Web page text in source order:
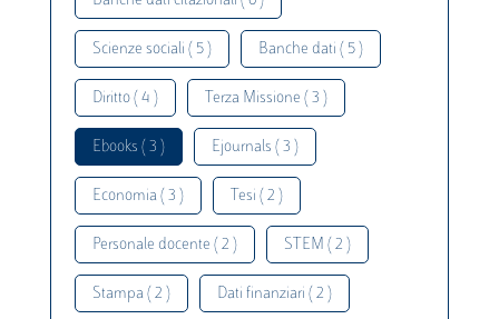
Scienze sociali ( 5 ) Banche dati ( 5 )
Diritto ( 4 ) Terza Missione ( 3 )
Ebooks ( 3 ) Ejournals ( 3 )
Economia ( 3 ) Tesi ( 2 )
Personale docente ( 2 ) STEM ( 2 )
Stampa ( 2 ) Dati finanziari ( 2 )